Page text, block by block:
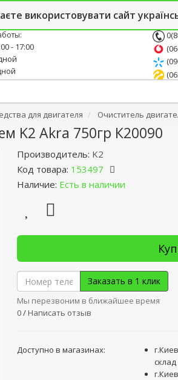
використовувати сайт
блог Опт СТО
- 17:00
для двигателя Очиститель
K2 Akra 750гр К20090
Производитель: K2
Код товара: 153497
Наличие: Есть в наличии
Заказать в 1 клик
Мы перезвоним в ближайшее время
0/ Написать отзыв
Доступно в магазинах:
склад